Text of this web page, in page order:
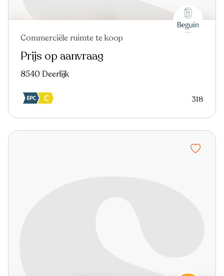
Commerciële ruimte te koop
Prijs op aanvraag
8540 Deerlijk
318